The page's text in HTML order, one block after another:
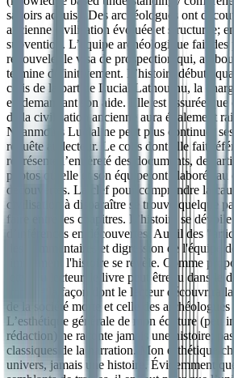
savoirs acquis). Des archéologues ont
ancienne civilisation évoluée et structurée;
subvention. L’équipe archéologique fait des
renouveler le visa de prospection qui, au
termine définitivement. L’histoire débute
colis de la part de Lucial Lathournu, la
en demandant son aide. Elle est assurée que
de la civilisation ancienne aura également
Néanmoins Lucial ne peut plus continuer ses
requête au lecteur. Le colis dont elle fait
représente l’entièreté des documents, des
photos qu’elle et son équipe ont élaborés au
découvertes. La clef pour comprendre la
civilisation à disparaître se trouve quelque
faire entre les chapitres. L’histoire se
d’inférences en découvertes. Au fil des
des commentaires et digression de l'équipe
timidement l'histoire se révèle. Comme
lettre au lecteur, le livre peut être lu dans le
importe la façon dont le lecteur découvrira
de la société morte et celle des archéologues
L’esthétique générale de mon écriture (peu
rédaction) ne raconte jamais une histoire;
classiques de la narration. Mon esthétique
univers, jamais une histoire. Évidemment